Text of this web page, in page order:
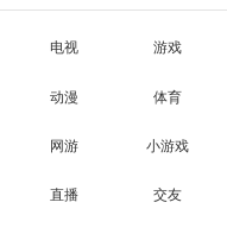
电视 游戏
动漫 体育
网游 小游戏
直播 交友